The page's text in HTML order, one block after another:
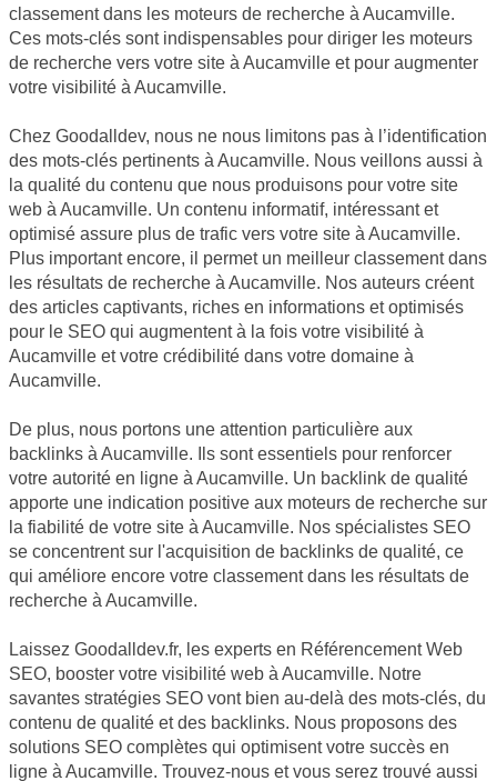
classement dans les moteurs de recherche à Aucamville.
Ces mots-clés sont indispensables pour diriger les moteurs
de recherche vers votre site à Aucamville et pour augmenter
votre visibilité à Aucamville.
Chez Goodalldev, nous ne nous limitons pas à l’identification
des mots-clés pertinents à Aucamville. Nous veillons aussi à
la qualité du contenu que nous produisons pour votre site
web à Aucamville. Un contenu informatif, intéressant et
optimisé assure plus de trafic vers votre site à Aucamville.
Plus important encore, il permet un meilleur classement dans
les résultats de recherche à Aucamville. Nos auteurs créent
des articles captivants, riches en informations et optimisés
pour le SEO qui augmentent à la fois votre visibilité à
Aucamville et votre crédibilité dans votre domaine à
Aucamville.
De plus, nous portons une attention particulière aux
backlinks à Aucamville. Ils sont essentiels pour renforcer
votre autorité en ligne à Aucamville. Un backlink de qualité
apporte une indication positive aux moteurs de recherche sur
la fiabilité de votre site à Aucamville. Nos spécialistes SEO
se concentrent sur l'acquisition de backlinks de qualité, ce
qui améliore encore votre classement dans les résultats de
recherche à Aucamville.
Laissez Goodalldev.fr, les experts en Référencement Web
SEO, booster votre visibilité web à Aucamville. Notre
savantes stratégies SEO vont bien au-delà des mots-clés, du
contenu de qualité et des backlinks. Nous proposons des
solutions SEO complètes qui optimisent votre succès en
ligne à Aucamville. Trouvez-nous et vous serez trouvé aussi